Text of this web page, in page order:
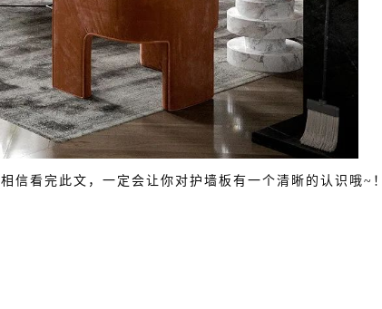
相信看完此文，一定会让你对护墙板有一个清晰的认识哦~！